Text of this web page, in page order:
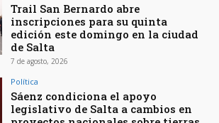
Trail San Bernardo abre
inscripciones para su quinta
edición este domingo en la ciudad
de Salta
7 de agosto, 2026
Política
Sáenz condiciona el apoyo
legislativo de Salta a cambios en